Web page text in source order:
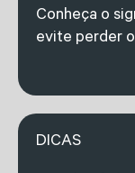
Conheça o
evite perder
DICAS